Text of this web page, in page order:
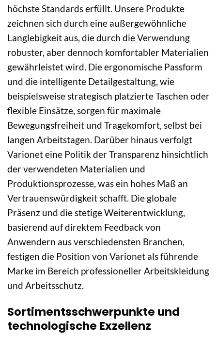
höchste Standards erfüllt. Unsere Produkte
zeichnen sich durch eine außergewöhnliche
Langlebigkeit aus, die durch die Verwendung
robuster, aber dennoch komfortabler Materialien
gewährleistet wird. Die ergonomische Passform
und die intelligente Detailgestaltung, wie
beispielsweise strategisch platzierte Taschen oder
flexible Einsätze, sorgen für maximale
Bewegungsfreiheit und Tragekomfort, selbst bei
langen Arbeitstagen. Darüber hinaus verfolgt
Varionet eine Politik der Transparenz hinsichtlich
der verwendeten Materialien und
Produktionsprozesse, was ein hohes Maß an
Vertrauenswürdigkeit schafft. Die globale
Präsenz und die stetige Weiterentwicklung,
basierend auf direktem Feedback von
Anwendern aus verschiedensten Branchen,
festigen die Position von Varionet als führende
Marke im Bereich professioneller Arbeitskleidung
und Arbeitsschutz.
Sortimentsschwerpunkte und
technologische Exzellenz